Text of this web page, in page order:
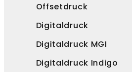
Offsetdruck
Digitaldruck
Digitaldruck MGI
Digitaldruck Indigo